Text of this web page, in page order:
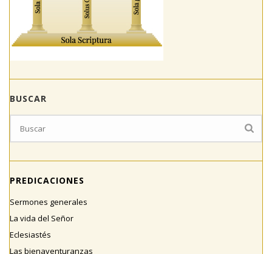
BUSCAR
PREDICACIONES
Sermones generales
La vida del Señor
Eclesiastés
Las bienaventuranzas